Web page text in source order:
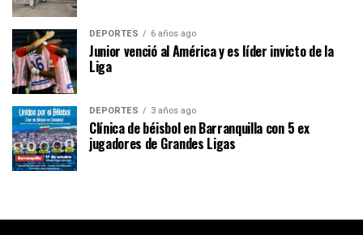
DEPORTES 6 años ago
Junior venció al América y es líder invicto de la
Liga
DEPORTES 3 años ago
Clínica de béisbol en Barranquilla con 5 ex
jugadores de Grandes Ligas